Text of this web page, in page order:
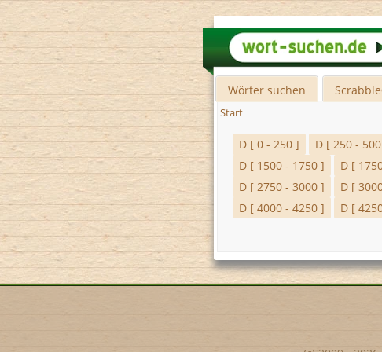
Wörter suchen
Start
D [ 0 - 250 ] D [ 250 -
D [ 1500 - 1750 ]
D [
D [ 2750 - 3000 ]
D [
D [ 4000 - 4250 ]
D [